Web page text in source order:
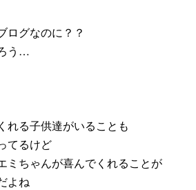
ログなのに？？
う…
れる子供達がいることも
てるけど
ミちゃんが喜んでくれることが
よね